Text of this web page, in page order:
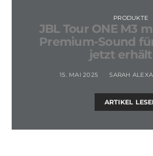
PRODUKTE
JBL Tour ONE M3
Premium-Sound
jetzt
15. MAI 2025 SARAH
ARTIKEL